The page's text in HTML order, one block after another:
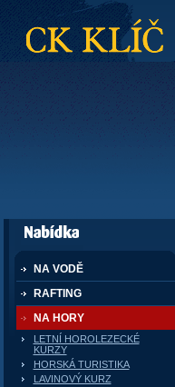
CK Klíč
dále nabízí
NA VODĚ
RAFTING
NA HORY
LETNÍ HOROLEZECKÉ
KURZY
HORSKÁ TURISTIKA
LAVINOVÝ KURZ